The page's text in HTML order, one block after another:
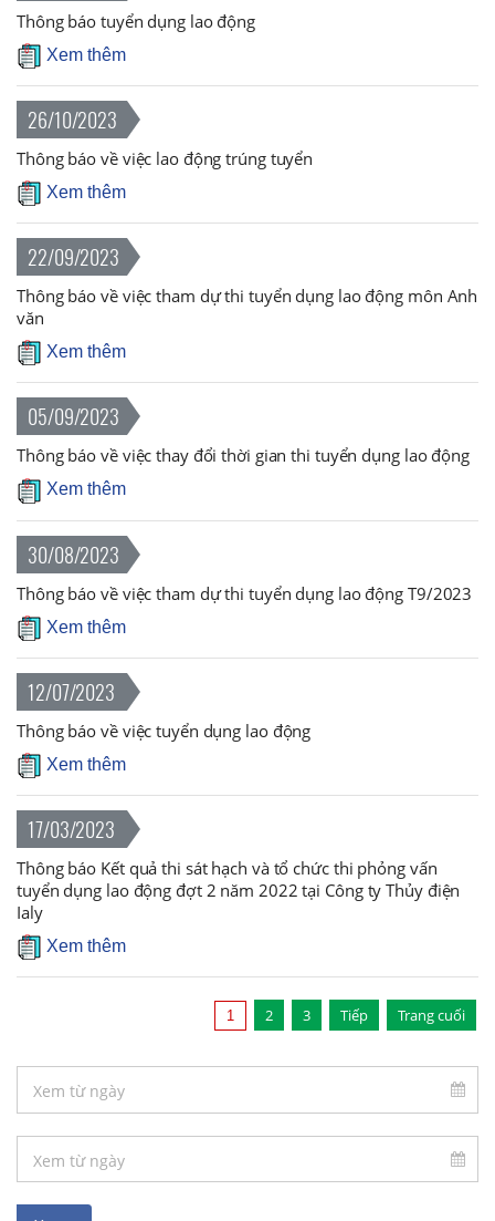
Thông báo tuyển dụng lao động
Xem thêm
26/10/2023
Thông báo về việc lao động trúng tuyển
Xem thêm
22/09/2023
Thông báo về việc tham dự thi tuyển dụng lao động môn Anh
văn
Xem thêm
05/09/2023
Thông báo về việc thay đổi thời gian thi tuyển dụng lao động
Xem thêm
30/08/2023
Thông báo về việc tham dự thi tuyển dụng lao động T9/2023
Xem thêm
12/07/2023
Thông báo về việc tuyển dụng lao động
Xem thêm
17/03/2023
Thông báo Kết quả thi sát hạch và tổ chức thi phỏng vấn
tuyển dụng lao động đợt 2 năm 2022 tại Công ty Thủy điện
Ialy
Xem thêm
1 2 3 Tiếp Trang cuối